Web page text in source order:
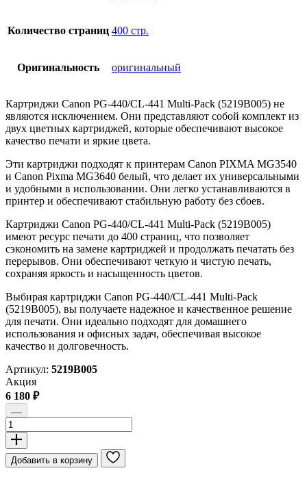
Количество страниц 400 стр.
Оригинальность оригинальный
Картриджи Canon PG-440/CL-441 Multi-Pack (5219B005) не
являются исключением. Они представляют собой комплект из
двух цветных картриджей, которые обеспечивают высокое
качество печати и яркие цвета.
Эти картриджи подходят к принтерам Canon PIXMA MG3540
и Canon Pixma MG3640 белый, что делает их универсальными
и удобными в использовании. Они легко устанавливаются в
принтер и обеспечивают стабильную работу без сбоев.
Картриджи Canon PG-440/CL-441 Multi-Pack (5219B005)
имеют ресурс печати до 400 страниц, что позволяет
сэкономить на замене картриджей и продолжать печатать без
перерывов. Они обеспечивают четкую и чистую печать,
сохраняя яркость и насыщенность цветов.
Выбирая картриджи Canon PG-440/CL-441 Multi-Pack
(5219B005), вы получаете надежное и качественное решение
для печати. Они идеально подходят для домашнего
использования и офисных задач, обеспечивая высокое
качество и долговечность.
Артикул: 5219B005
Акция
6 180 ₽
Количество
товара
Картридж
Canon
Добавить в корзину